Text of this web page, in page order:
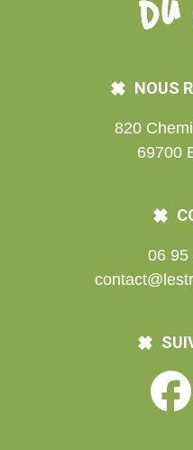
NOUS
820
69700
06 95